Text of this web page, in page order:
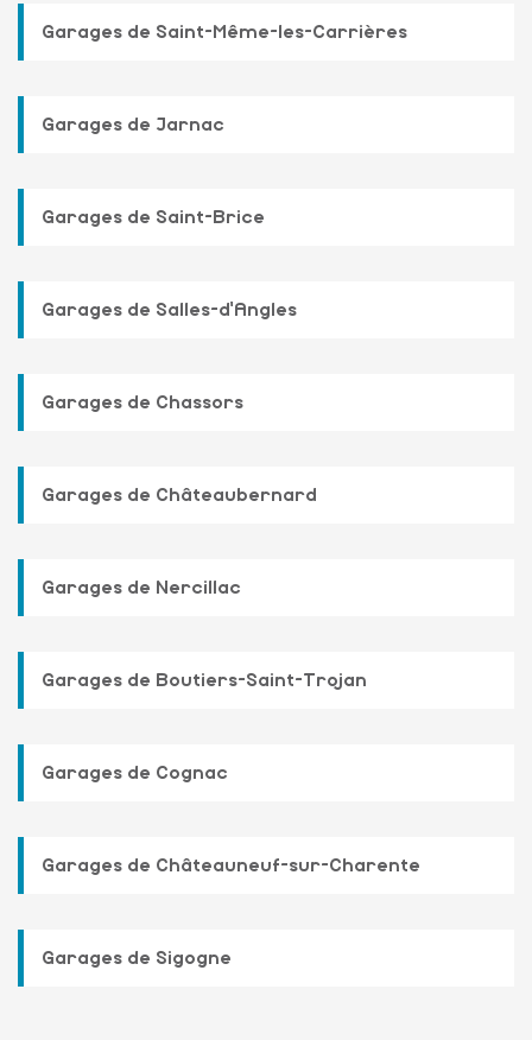
Garages de Saint-Même-les-Carrières
Garages de Jarnac
Garages de Saint-Brice
Garages de Salles-d'Angles
Garages de Chassors
Garages de Châteaubernard
Garages de Nercillac
Garages de Boutiers-Saint-Trojan
Garages de Cognac
Garages de Châteauneuf-sur-Charente
Garages de Sigogne